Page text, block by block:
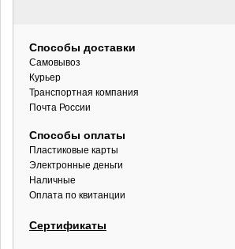
Способы доставки
Самовывоз
Курьер
Транспортная компания
Почта России
Способы оплаты
Пластиковые карты
Электронные деньги
Наличные
Оплата по квитанции
Сертификаты